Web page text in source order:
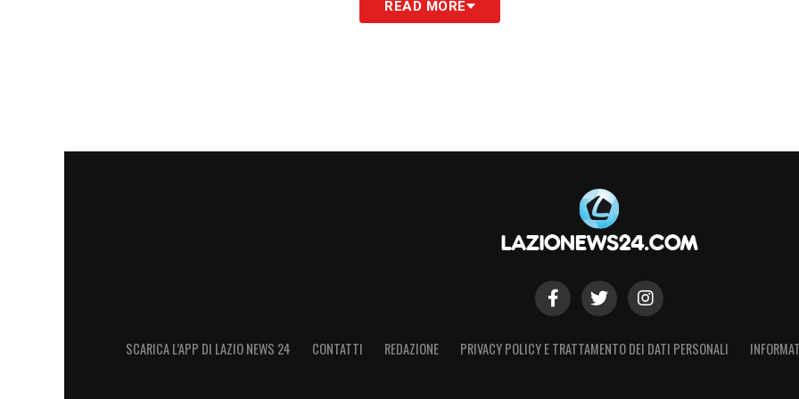
idee, intensità e soprattutto efficacia sotto porta. Con un gioco più incisivo e una
Per la Lazio, dunque, non sarà solo una partita: sarà un test di maturità, carattere e
READ MORE
SCARICA L’APP DI LAZIO NEWS 24 CONTATTI REDAZIONE PRIVACY POLICY E TRATTAMENTO DEI DATI PERSONALI